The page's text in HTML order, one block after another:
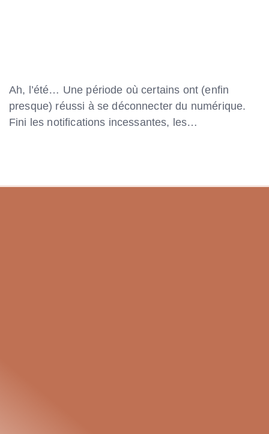
Ah, l’été… Une période où certains ont (enfin
presque) réussi à se déconnecter du numérique.
Fini les notifications incessantes, les…